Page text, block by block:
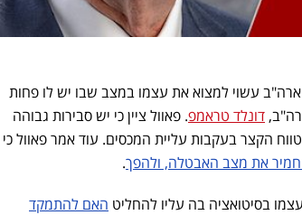
ארה"ב עשוי למצוא את עצמו במצב שבו יש לו פחות
דונלד טראמפ. פאוול ציין כי יש סבירות גבוהה
הקצר בעקבות עליית המכסים. עוד אמר פאוול כי
את מצב האבטלה, ולהפך.
בסיטואציה בה עליו להחליט האם להתמקד